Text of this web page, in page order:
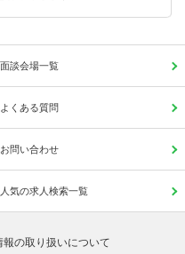
面談会場一覧
よくある質問
お問い合わせ
人気の求人検索一覧
報の取り扱いについて